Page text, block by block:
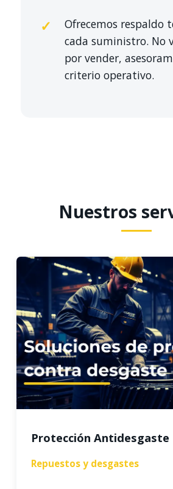
Ofrecemos respaldo
cada suministro. No
por vender,
criterio operativo.
Nuestros
Protección Antidesgaste
Repuestos y desgastes